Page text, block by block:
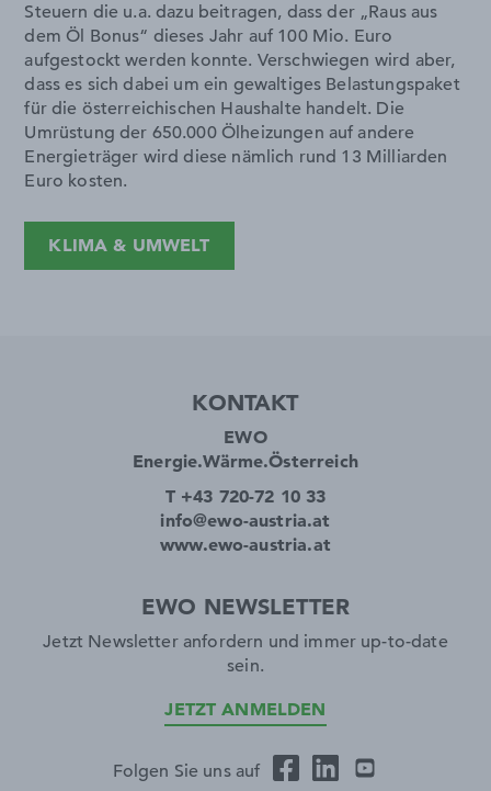
Steuern die u.a. dazu beitragen, dass der „Raus aus
dem Öl Bonus“ dieses Jahr auf 100 Mio. Euro
aufgestockt werden konnte. Verschwiegen wird aber,
dass es sich dabei um ein gewaltiges Belastungspaket
für die österreichischen Haushalte handelt. Die
Umrüstung der 650.000 Ölheizungen auf andere
Energieträger wird diese nämlich rund 13 Milliarden
Euro kosten.
KLIMA & UMWELT
KONTAKT
EWO
Energie.Wärme.Österreich
T +43 720-72 10 33
info@ewo-austria.at
www.ewo-austria.at
EWO NEWSLETTER
Jetzt Newsletter anfordern und immer up-to-date
sein.
JETZT ANMELDEN
Folgen Sie uns auf